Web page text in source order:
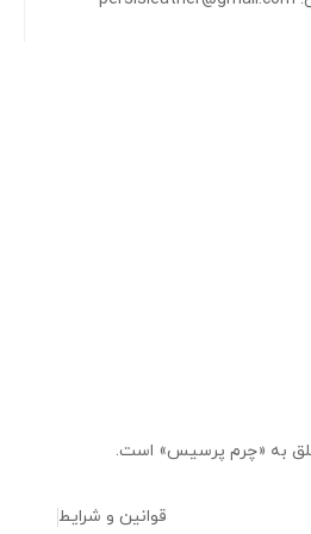
به «چرم پرسیس» است.
قوانین و شرایط